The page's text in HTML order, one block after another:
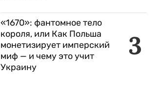
3
«1670»: фантомное тело
короля, или Как Польша
монетизирует имперский
миф — и чему это учит
Украину